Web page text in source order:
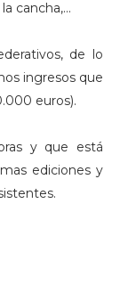
cancha,...
de lo
ingresos que
euros).
y que está
ediciones y